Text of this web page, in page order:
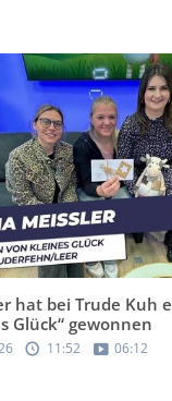
hat bei Trude Kuh
Glück“ gewonnen
11:52 06:12